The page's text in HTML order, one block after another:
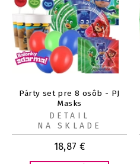
Párty set pre 8 osôb - PJ
Masks
18,87 €
DETAIL
NA SKLADE